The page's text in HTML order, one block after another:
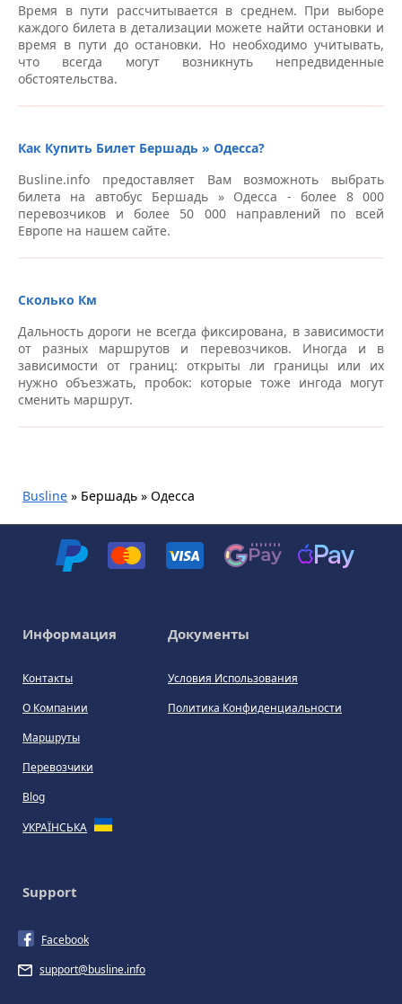
Время в пути рассчитывается в среднем. При выборе
каждого билета в детализации можете найти остановки и
время в пути до остановки. Но необходимо учитывать,
что всегда могут возникнуть непредвиденные
обстоятельства.
Как Купить Билет Бершадь » Одесса?
Busline.info предоставляет Вам возможноть выбрать
билета на автобус Бершадь » Одесса - более 8 000
перевозчиков и более 50 000 направлений по всей
Европе на нашем сайте.
Сколько Км
Дальность дороги не всегда фиксирована, в зависимости
от разных маршрутов и перевозчиков. Иногда и в
зависимости от границ: открыты ли границы или их
нужно объезжать, пробок: которые тоже ингода могут
сменить маршрут.
Busline » Бершадь » Одесса
Информация
Контакты
О Компании
Маршруты
Перевозчики
Blog
УКРАЇНСЬКА
Документы
Условия Использования
Политика Конфиденциальности
Support
Facebook
support@busline.info